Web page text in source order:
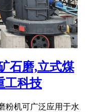
石磨,立式煤
工科技
粉机可广泛应用于水